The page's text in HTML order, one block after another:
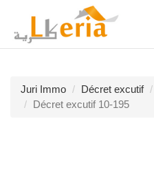
Juri Immo Décret excutif
Décret excutif 10-195